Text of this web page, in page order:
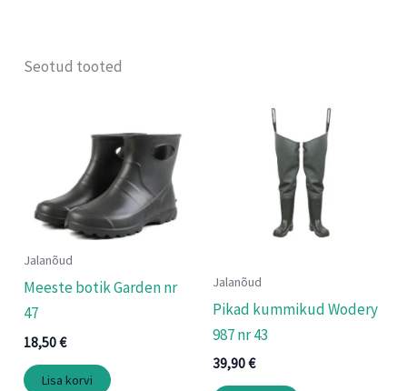
Seotud tooted
Jalanõud
Meeste botik Garden nr
47
18,50€
Lisa korvi
Jalanõud
Pikad kummikud Wodery
987 nr 43
39,90€